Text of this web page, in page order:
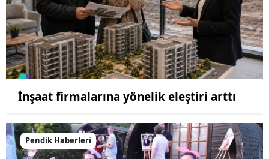
İnşaat firmalarına yönelik eleştiri arttı
Pendik Haberleri